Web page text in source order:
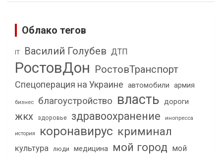
Облако тегов
IT Василий Голубев ДТП
РостовДон РостовТранспорт
Спецоперация на Украине автомобили армия
бизнес благоустройство власть дороги
жкх здоровье здравоохранение инопресса
история коронавирус криминал
культура люди медицина мой город мой